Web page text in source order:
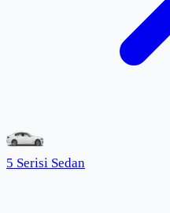
5 Serisi Sedan